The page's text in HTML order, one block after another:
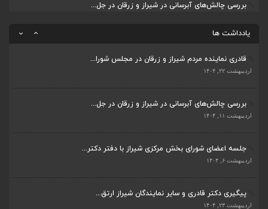
بررسی چالش‌های آبرسانی در شیراز و زرقان در جل...
یادداشت ها
قادری نماینده مردم شیراز و زرقان در مجلس شورا...
اردیبهشت ۲۲, ۱۴۰۴
بررسی چالش‌های آبرسانی در شیراز و زرقان در جل...
اردیبهشت ۱۱, ۱۴۰۴
جلسه اعضای شورای بخش مرکزی شیراز با دفتر دکتر...
اردیبهشت ۶, ۱۴۰۴
پیگیری دکتر قادری و سایر نمایندگان شیراز ارتق...
اردیبهشت ۲۳, ۱۴۰۴